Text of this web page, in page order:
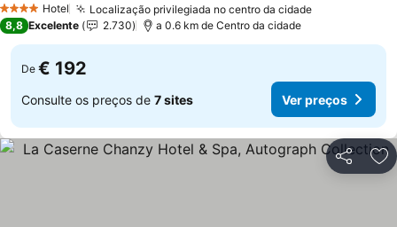
4 EstrelasHotel Localização privilegiada no centro da cidade
8,8 Excelente 2.730 a 0.6 km de Centro da cidade
De € 192
Consulte os preços de 7 sites Ver preços
Partilhar